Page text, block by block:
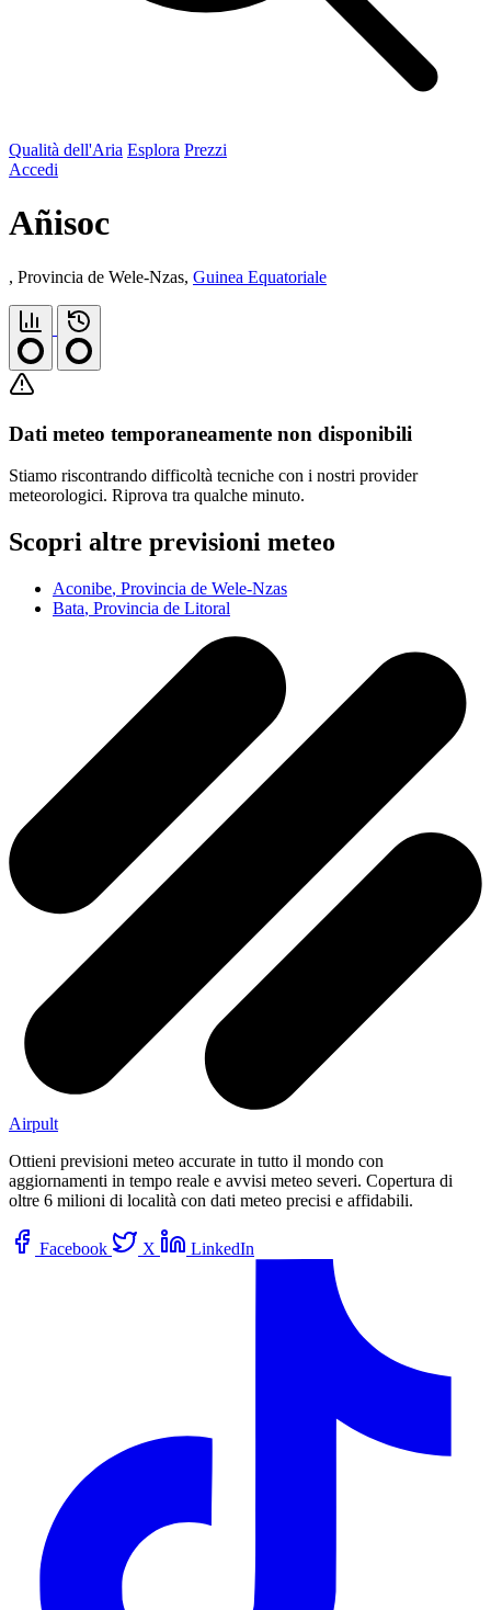
Qualità dell'Aria Esplora Prezzi
Accedi
Añisoc
, Provincia de Wele-Nzas, Guinea Equatoriale
Dati meteo temporaneamente non disponibili
Stiamo riscontrando difficoltà tecniche con i nostri provider
meteorologici. Riprova tra qualche minuto.
Scopri altre previsioni meteo
Aconibe, Provincia de Wele-Nzas
Bata, Provincia de Litoral
Airpult
Ottieni previsioni meteo accurate in tutto il mondo con
aggiornamenti in tempo reale e avvisi meteo severi. Copertura di
oltre 6 milioni di località con dati meteo precisi e affidabili.
Facebook X LinkedIn